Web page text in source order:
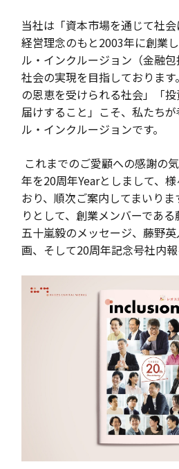
当社は「資本市場を通じて社
経営理念のもと2003年に創業
ル・インクルージョン（金融
社会の実現を目指しておりま
の恩恵を受けられる社会」「
届けすること」こそ、私たち
ル・インクルージョンです。
これまでのご愛顧への感謝の
年を20周年Yearとしまして、
おり、順次ご案内してまいりま
りとして、創業メンバーである
五十嵐毅のメッセージ、藤野
画、そして20周年記念号社内報